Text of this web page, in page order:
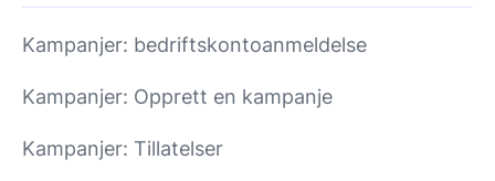
Kampanjer: bedriftskontoanmeldelse
Kampanjer: Opprett en kampanje
Kampanjer: Tillatelser